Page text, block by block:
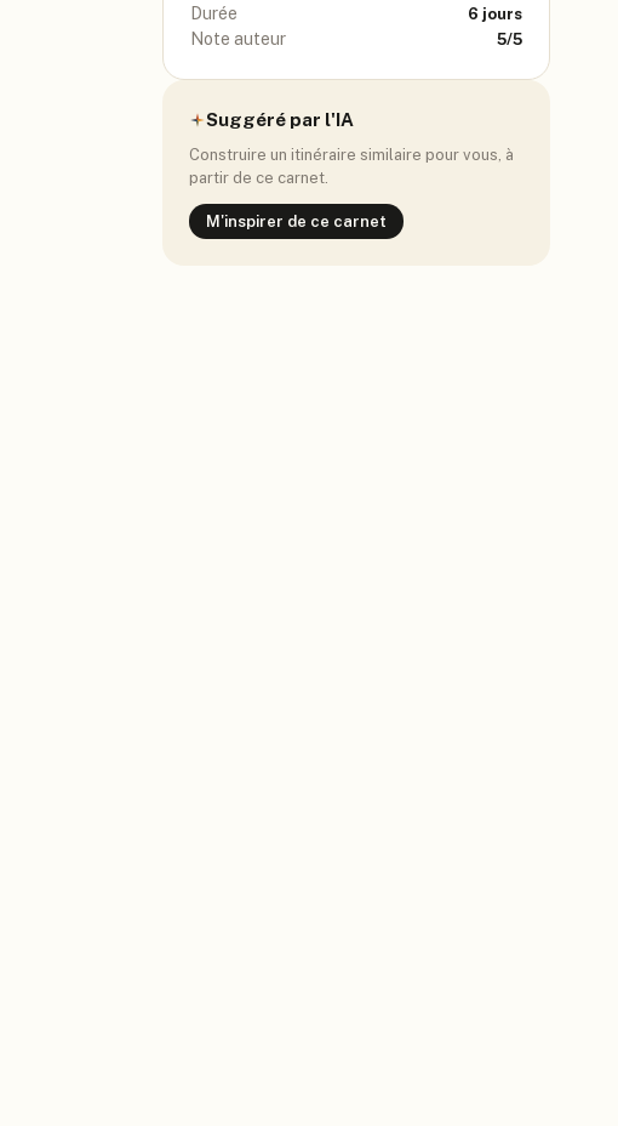
Durée 6 jours
Note auteur 5/5
Suggéré par l'IA
Construire un itinéraire similaire pour vous, à
partir de ce carnet.
M'inspirer de ce carnet